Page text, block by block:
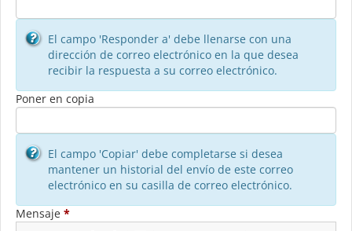
El campo 'Responder a' debe llenarse con una
dirección de correo electrónico en la que desea
recibir la respuesta a su correo electrónico.
Poner en copia
El campo 'Copiar' debe completarse si desea
mantener un historial del envío de este correo
electrónico en su casilla de correo electrónico.
Mensaje *